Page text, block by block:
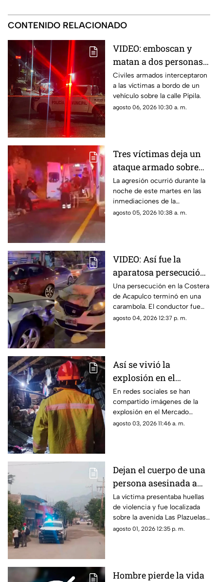
CONTENIDO RELACIONADO
VIDEO: emboscan y
matan a dos personas
adentro de un coche en
Ometepec
Civiles armados interceptaron
a las víctimas a bordo de un
vehículo sobre la calle Pípila.
agosto 06, 2026 10:30 a. m.
Tres víctimas deja un
ataque armado sobre
carretera federal de
Iguala
La agresión ocurrió durante la
noche de este martes en las
inmediaciones de la
comunidad de El Naranjo.
agosto 05, 2026 10:38 a. m.
VIDEO: Así fue la
aparatosa persecución
que terminó en
carambola en la
Costera de Acapulco
Una persecución en la Costera
de Acapulco terminó en una
carambola. El conductor fue
detenido y reportan personas
agosto 04, 2026 12:37 p. m.
Así se vivió la
explosión en el
Mercado Central de
Acapulco que dejó
varios locales
afectados
En redes sociales se han
compartido imágenes de la
explosión en el Mercado
Central de Acapulco que dejó
agosto 03, 2026 11:46 a. m.
Dejan el cuerpo de una
persona asesinada a
balazos en la Sabana
La víctima presentaba huellas
de violencia y fue localizada
sobre la avenida Las Plazuelas
durante la madrugada.
agosto 01, 2026 12:35 p. m.
Hombre pierde la vida